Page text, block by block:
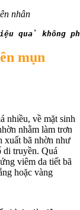
nhân
quả không
mụn
nhiều, về mặt sinh
nhằm làm trơn
xuất bã nhờn như
di truyền. Quá
viêm da tiết bã
hoặc vàng